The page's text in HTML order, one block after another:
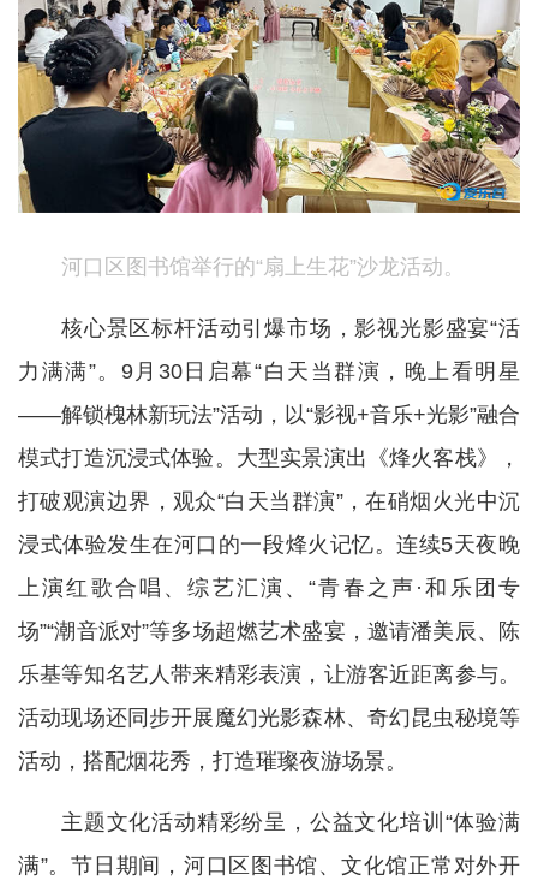
河口区图书馆举行的“扇上生花”沙龙活动。
核心景区标杆活动引爆市场，影视光影盛宴“活
力满满”。9月30日启幕“白天当群演，晚上看明星
——解锁槐林新玩法”活动，以“影视+音乐+光影”融合
模式打造沉浸式体验。大型实景演出《烽火客栈》，
打破观演边界，观众“白天当群演”，在硝烟火光中沉
浸式体验发生在河口的一段烽火记忆。连续5天夜晚
上演红歌合唱、综艺汇演、“青春之声·和乐团专
场”“潮音派对”等多场超燃艺术盛宴，邀请潘美辰、陈
乐基等知名艺人带来精彩表演，让游客近距离参与。
活动现场还同步开展魔幻光影森林、奇幻昆虫秘境等
活动，搭配烟花秀，打造璀璨夜游场景。
主题文化活动精彩纷呈，公益文化培训“体验满
满”。节日期间，河口区图书馆、文化馆正常对外开